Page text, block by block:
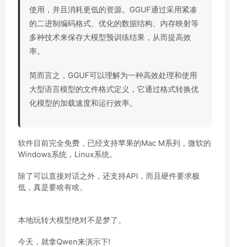
使用，并且消耗更低的资源。GGUF通过采用紧凑
的二进制编码格式、优化的数据结构、内存映射等
多种技术来保存大模型预训练结果，从而提高效
率。
简而言之，GGUF可以理解为一种高效处理和使用
大型语言模型的文件格式定义，它通过格式转换优
化模型的加载速度和运行效率。
软件目前完全免费，已经支持苹果的Mac M系列，微软的
Windows系统，Linux系统。
除了可以直接对话之外，还支持API，而且硬件要求极
低，真是要啥有啥。
本地玩转大模型绝对不是梦了。
今天，就拿Qwen来演示下!